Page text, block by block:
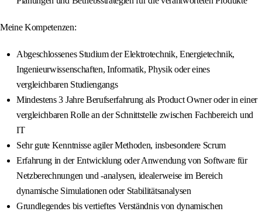
Meine Kompetenzen:
Abgeschlossenes Studium der Elektrotechnik, Energietechnik,
Ingenieurwissenschaften, Informatik, Physik oder eines
vergleichbaren Studiengangs
Mindestens 3 Jahre Berufserfahrung als Product Owner oder in einer
vergleichbaren Rolle an der Schnittstelle zwischen Fachbereich und
IT
Sehr gute Kenntnisse agiler Methoden, insbesondere Scrum
Erfahrung in der Entwicklung oder Anwendung von Software für
Netzberechnungen und -analysen, idealerweise im Bereich
dynamische Simulationen oder Stabilitätsanalysen
Grundlegendes bis vertieftes Verständnis von dynamischen